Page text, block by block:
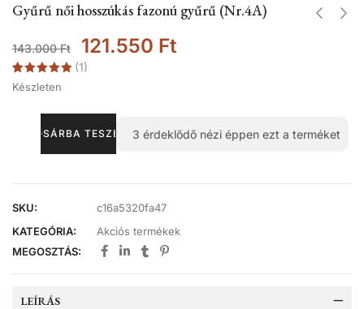
Gyűrű női hosszúkás fazonú gyűrű (Nr.4A)
143.000Ft 121.550 Ft
Értékelés
5.00az 5-
1
értékelés
(1)
Készleten
KOSÁRBA TESZEM 3 érdeklődő nézi éppen ezt a terméket
SKU:
c16a5320fa47
KATEGÓRIA:
Akciós termékek
MEGOSZTÁS:
LEÍRÁS